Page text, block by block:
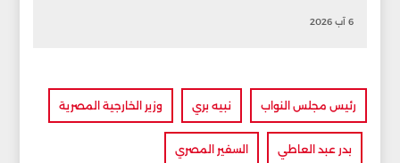
6 آب 2026
رئيس مجلس النواب نبيه بري وزير الخارجية المصرية
بدر عبد العاطي السفير المصري